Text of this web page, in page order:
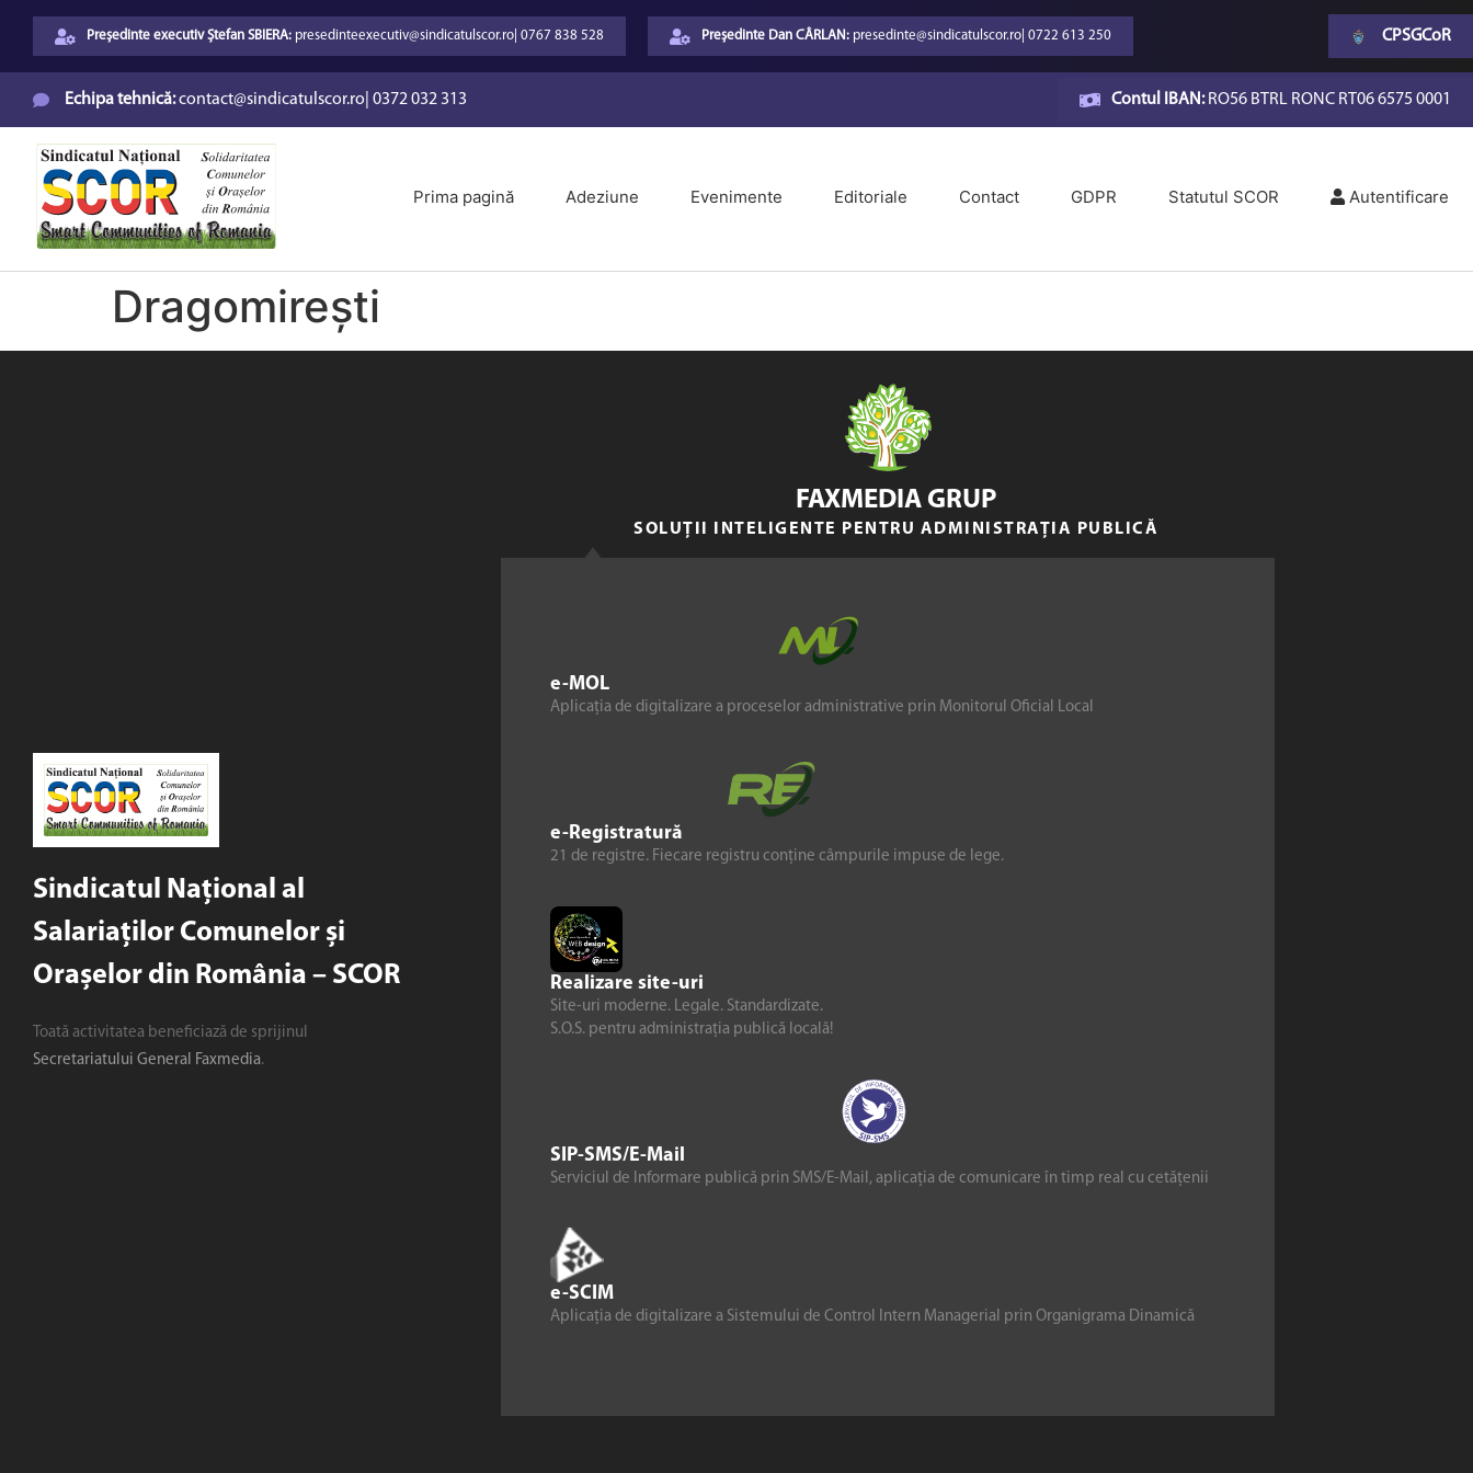
Președinte executiv Ștefan SBIERA:presedinteexecutiv@sindicatulscor.ro| 0767 838 528 Președinte Dan CÂRLAN:presedinte@sindicatulscor.ro| 0722 613 250 CPSGCoR
Echipa tehnică:contact@sindicatulscor.ro 0372 032 313 Contul IBAN:RO56 BTRL RONC RT06 6575 0001
Prima pagină Adeziune Evenimente Editoriale Contact GDPR Statutul SCOR Autentificare
Dragomirești
Sindicatul Național al
Salariaților Comunelor și
Orașelor din România – SCOR
Toată activitatea beneficiază de sprijinul
Secretariatului General Faxmedia.
e-MOL
Aplicația de digitalizare a proceselor administrative prin Monitorul Oficial Local
e-Registratură
21 de registre. Fiecare registru conține câmpurile impuse de lege.
Realizare site-uri
Site-uri moderne. Legale. Standardizate.
S.O.S. pentru administrația publică locală!
SIP-SMS/E-Mail
Serviciul de Informare publică prin SMS/E-Mail, aplicația de comunicare în timp real cu cetățenii
e-SCIM
Aplicația de digitalizare a Sistemului de Control Intern Managerial prin Organigrama Dinamică
FAXMEDIA GRUP
SOLUȚII INTELIGENTE PENTRU ADMINISTRAȚIA PUBLICĂ